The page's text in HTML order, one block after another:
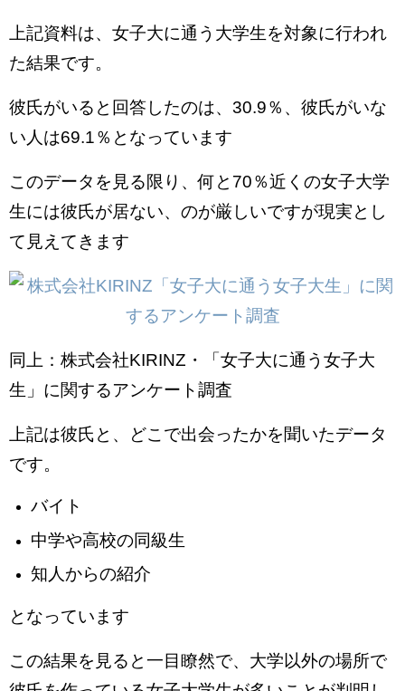
上記資料は、女子大に通う大学生を対象に行われ
た結果です。
彼氏がいると回答したのは、30.9％、彼氏がいな
い人は69.1％となっています
このデータを見る限り、何と70％近くの女子大学
生には彼氏が居ない、のが厳しいですが現実とし
て見えてきます
同上：株式会社KIRINZ・「女子大に通う女子大
生」に関するアンケート調査
上記は彼氏と、どこで出会ったかを聞いたデータ
です。
バイト
中学や高校の同級生
知人からの紹介
となっています
この結果を見ると一目瞭然で、大学以外の場所で